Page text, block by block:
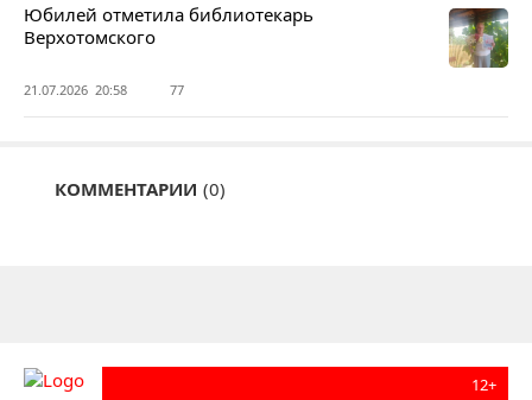
Юбилей отметила библиотекарь
Верхотомского
21.07.2026 20:58 77
КОММЕНТАРИИ (0)
12+